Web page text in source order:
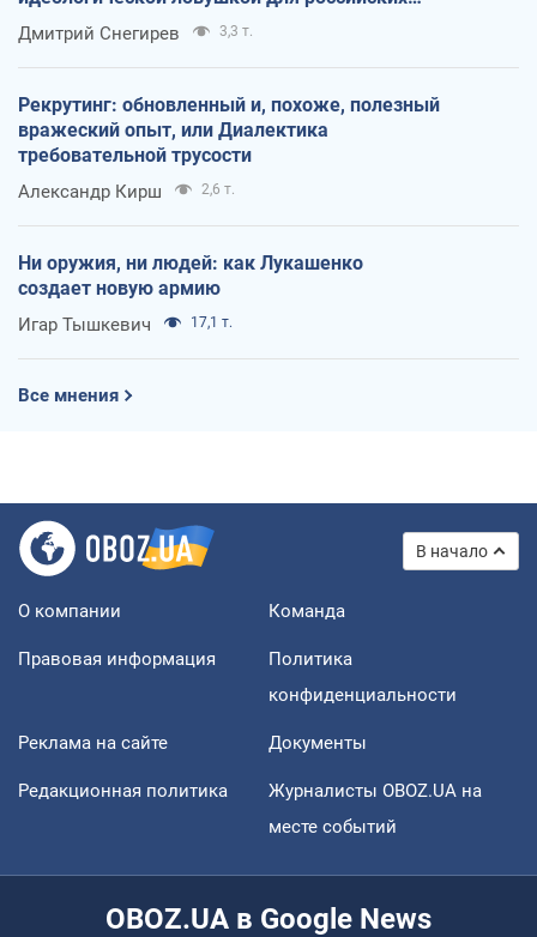
оккупантов
Дмитрий Снегирев 3,3 т.
Рекрутинг: обновленный и, похоже, полезный
вражеский опыт, или Диалектика
требовательной трусости
Александр Кирш 2,6 т.
Ни оружия, ни людей: как Лукашенко
создает новую армию
Игар Тышкевич 17,1 т.
Все мнения
В начало
О компании Команда
Правовая информация
Политика
конфиденциальности
Реклама на сайте Документы
Редакционная политика
Журналисты OBOZ.UA на
месте событий
OBOZ.UA в Google News